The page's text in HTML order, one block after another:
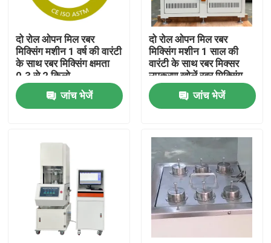
हमारे बारे में
कारखाना भ्रमण
गुणवत्ता नियंत्रण
मामलों
प्रयोगशाला परीक्षण मशीनें
दो रोल ओपन मिल रबर
मिक्सिंग मशीन 1 वर्ष की वारंटी
के साथ रबर मिक्सिंग क्षमता
0.3 से 2 किलो
जांच भेजें
दो रोल ओपन मिल रबर
मिक्सिंग मशीन 1 साल की
वारंटी के साथ रबर मिक्सर
उपकरण खोलें रबर मिक्सिंग
क्षमता 0.3 से 2 किलो
जांच भेजें